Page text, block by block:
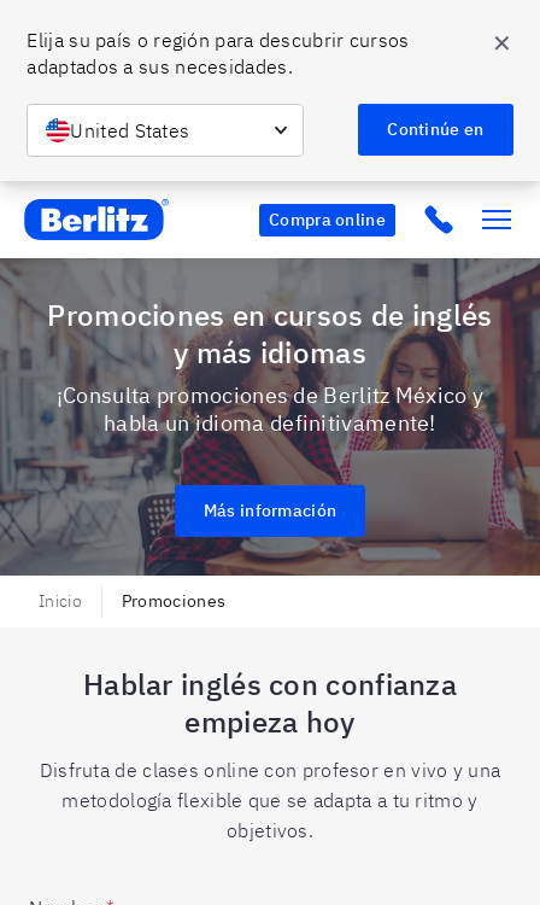
Elija su país o región para descubrir cursos
adaptados a sus necesidades.
United States Continúe en
✕
Berlitz MX Compra online Click to
Promociones en cursos de inglés
y más idiomas
¡Consulta promociones de Berlitz México y
habla un idioma definitivamente!
Más información
Inicio Promociones
Hablar inglés con confianza
empieza hoy
Disfruta de clases online con profesor en vivo y una
metodología flexible que se adapta a tu ritmo y
objetivos.